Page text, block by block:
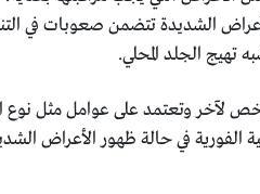
الشديدة تتضمن صعوبات في
تهيج الجلد المحلي.
لآخر وتعتمد على عوامل مثل
الفورية في حالة ظهور الأعراض